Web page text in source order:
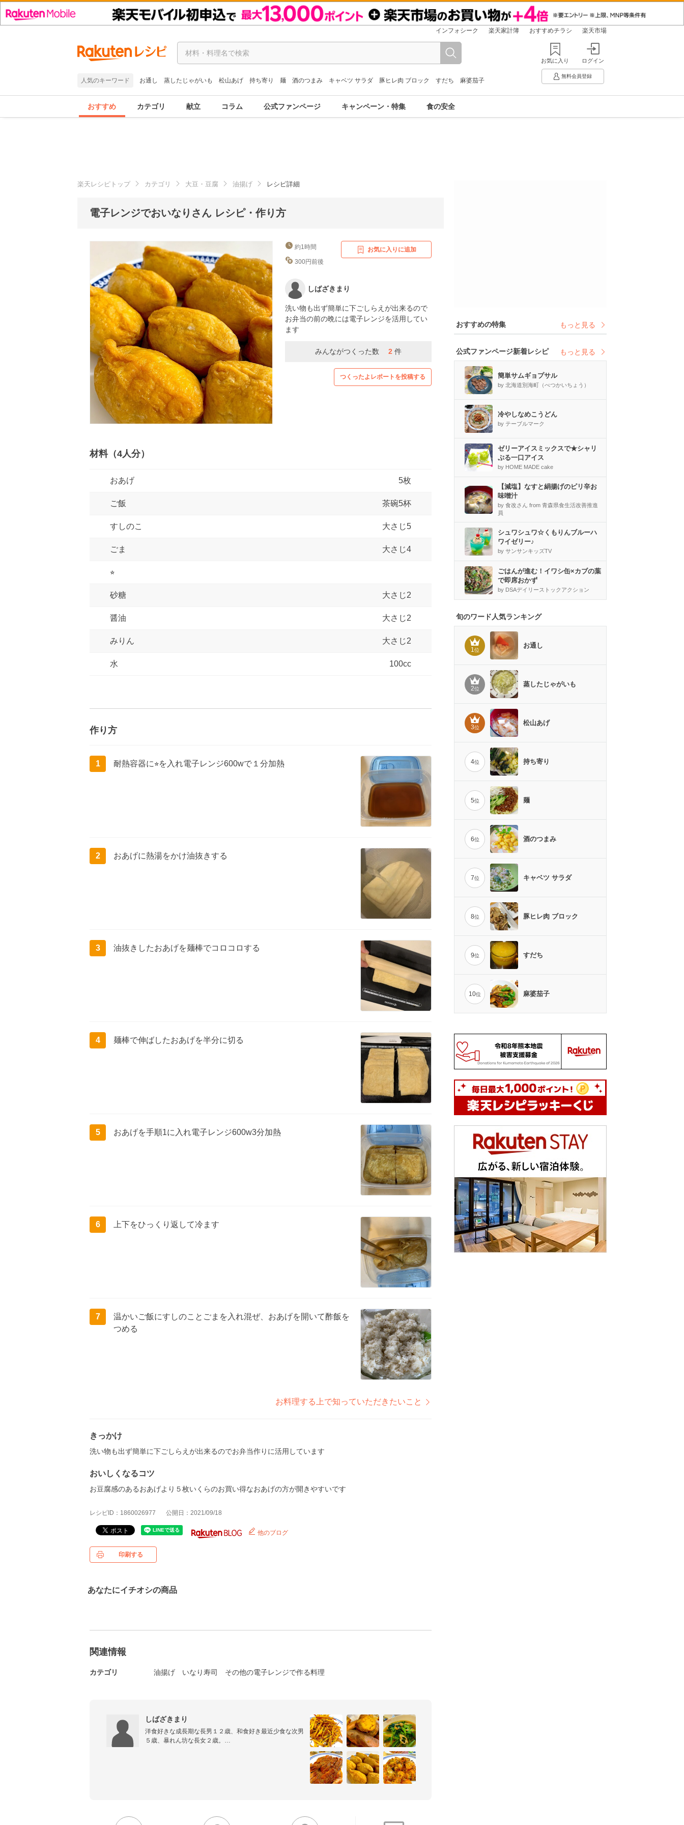
インフォシーク 楽天家計簿 おすすめチラシ 楽天市場
人気のキーワード お通し 蒸したじゃがいも 松山あげ 持ち寄り 麺 酒のつまみ キャベツ サラダ 豚ヒレ肉 ブロック すだち 麻婆茄子
お気に入り ログイン
無料会員登録
おすすめ カテゴリ 献立 コラム 公式ファンページ キャンペーン・特集 食の安全
楽天レシピトップ カテゴリ 大豆・豆腐 油揚げ レシピ詳細
電子レンジでおいなりさん レシピ・作り方
約1時間
300円前後
お気に入りに追加
しばざきまり
洗い物も出ず簡単に下ごしらえが出来るので
お弁当の前の晩には電子レンジを活用してい
ます
みんながつくった数 2 件
つくったよレポートを投稿する
材料（4人分）
おあげ 5枚
ご飯 茶碗5杯
すしのこ 大さじ5
ごま 大さじ4
⭐︎
砂糖 大さじ2
醤油 大さじ2
みりん 大さじ2
水 100cc
作り方
1 耐熱容器に⭐︎を入れ電子レンジ600wで１分加熱
2 おあげに熱湯をかけ油抜きする
3 油抜きしたおあげを麺棒でコロコロする
4 麺棒で伸ばしたおあげを半分に切る
5 おあげを手順1に入れ電子レンジ600w3分加熱
6 上下をひっくり返して冷ます
7
温かいご飯にすしのことごまを入れ混ぜ、おあげを開いて酢飯を
つめる
お料理する上で知っていただきたいこと
きっかけ
洗い物も出ず簡単に下ごしらえが出来るのでお弁当作りに活用しています
おいしくなるコツ
お豆腐感のあるおあげより５枚いくらのお買い得なおあげの方が開きやすいです
レシピID：1860026977 公開日：2021/09/18
他のブログ
印刷する
あなたにイチオシの商品
関連情報
カテゴリ 油揚げ いなり寿司 その他の電子レンジで作る料理
しばざきまり
洋食好きな成長期な長男１２歳、和食好き最近少食な次男
５歳、暴れん坊な長女２歳。
おすすめの特集 もっと見る
公式ファンページ新着レシピ もっと見る
簡単サムギョプサル
by 北海道別海町（べつかいちょう）
冷やしなめこうどん
by テーブルマーク
ゼリーアイスミックスで★シャリ
ぷる一口アイス
by HOME MADE cake
【減塩】なすと絹揚げのピリ辛お
味噌汁
by 食改さん from 青森県食生活改善推進
員
シュワシュワ☆くもりんブルーハ
ワイゼリー♪
by サンサンキッズTV
ごはんが進む！イワシ缶×カブの葉
で即席おかず
by DSAデイリーストックアクション
旬のワード人気ランキング
1位
お通し
2位
蒸したじゃがいも
3位
松山あげ
4位 持ち寄り
5位 麺
6位 酒のつまみ
7位 キャベツ サラダ
8位 豚ヒレ肉 ブロック
9位 すだち
10位 麻婆茄子